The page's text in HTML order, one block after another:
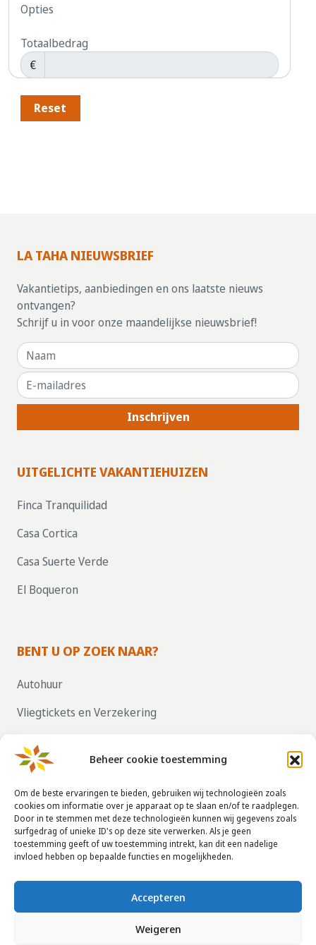
Beheer cookie toestemming
Om de beste ervaringen te bieden, gebruiken wij technologieën zoals
cookies om informatie over je apparaat op te slaan en/of te raadplegen.
Door in te stemmen met deze technologieën kunnen wij gegevens zoals
surfgedrag of unieke ID's op deze site verwerken. Als je geen
toestemming geeft of uw toestemming intrekt, kan dit een nadelige
invloed hebben op bepaalde functies en mogelijkheden.
Accepteren
Weigeren
Opties
Totaalbedrag
€
Reset
LA TAHA NIEUWSBRIEF
Vakantietips, aanbiedingen en ons laatste nieuws
ontvangen?
Schrijf u in voor onze maandelijkse nieuwsbrief!
Inschrijven
UITGELICHTE VAKANTIEHUIZEN
Finca Tranquilidad
Casa Cortica
Casa Suerte Verde
El Boqueron
BENT U OP ZOEK NAAR?
Autohuur
Vliegtickets en Verzekering
ZELF UW HUIS VERHUREN, KLIK HIER!
CONTACTGEGEVENS
info@taha.nl
+31-(0)85-043 88 50